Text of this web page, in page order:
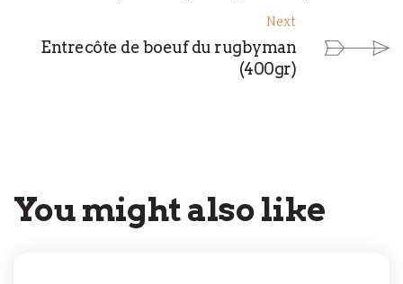
Next
Entrecôte de boeuf du rugbyman
(400gr)
You might also like